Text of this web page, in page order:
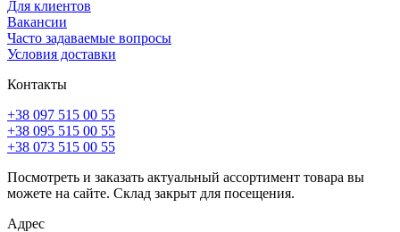
Для клиентов
Вакансии
Часто задаваемые вопросы
Условия доставки
Контакты
+38 097 515 00 55
+38 095 515 00 55
+38 073 515 00 55
Посмотреть и заказать актуальный ассортимент товара вы
можете на сайте. Склад закрыт для посещения.
Адрес